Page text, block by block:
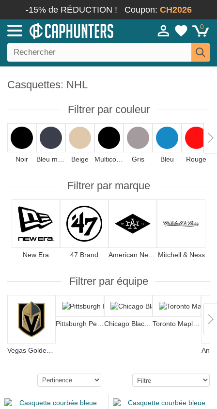
-15% de RÉDUCTION ! Coupon: CH2026
0
Casquettes: NHL
Filtrer par couleur
Noir Beige Gris Bleu Rouge
Filtrer par marque
New Era 47 Brand Mitchell & Ness
Filtrer par équipe
Pittsburgh Penguins Chicago Blackhawks Toronto Maple Leafs